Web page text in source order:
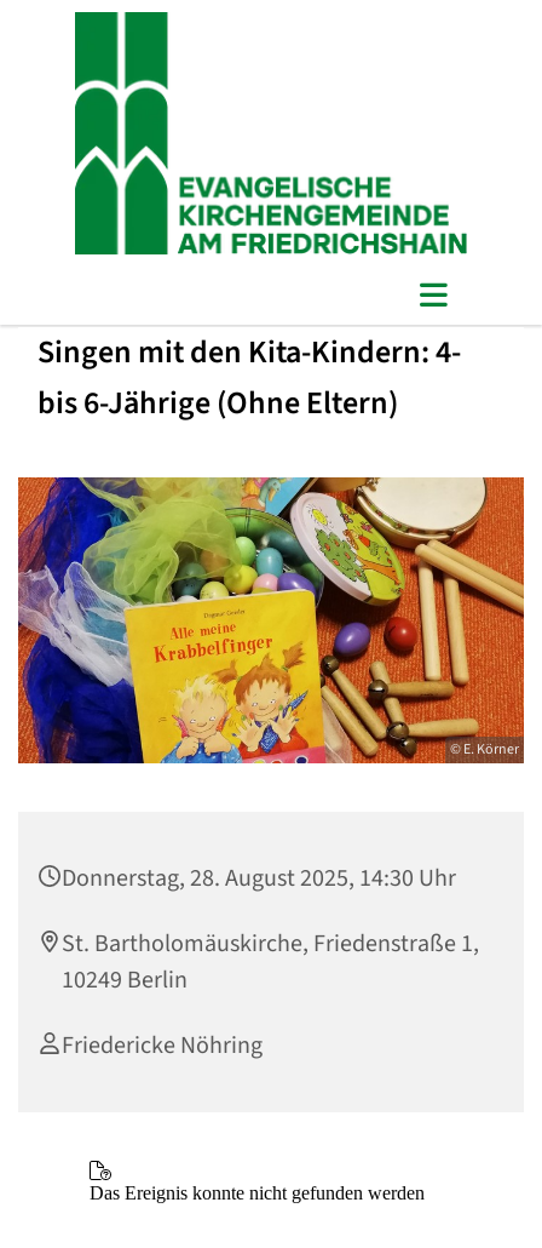
Singen mit den Kita-Kindern: 4-
bis 6-Jährige (Ohne Eltern)
© E. Körner
Donnerstag, 28. August 2025, 14:30 Uhr
St. Bartholomäuskirche, Friedenstraße 1,
10249 Berlin
Friedericke Nöhring